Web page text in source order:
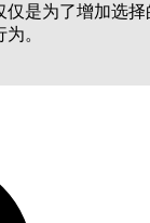
仅是为了增加选择
。